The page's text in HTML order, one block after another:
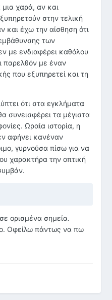
χαρά, αν και
στην τελική
και έχω την αίσθηση ότι
των
με ενδιαφέρει καθόλου
παρελθόν με έναν
που εξυπηρετεί και τη
ότι στα εγκλήματα
συνεισφέρει τα μέγιστα
Ωραία ιστορία, η
αφήνει κανέναν
γυρνούσα πίσω για να
χαρακτήρα την οπτική
ορισμένα σημεία.
Οφείλω πάντως να πω